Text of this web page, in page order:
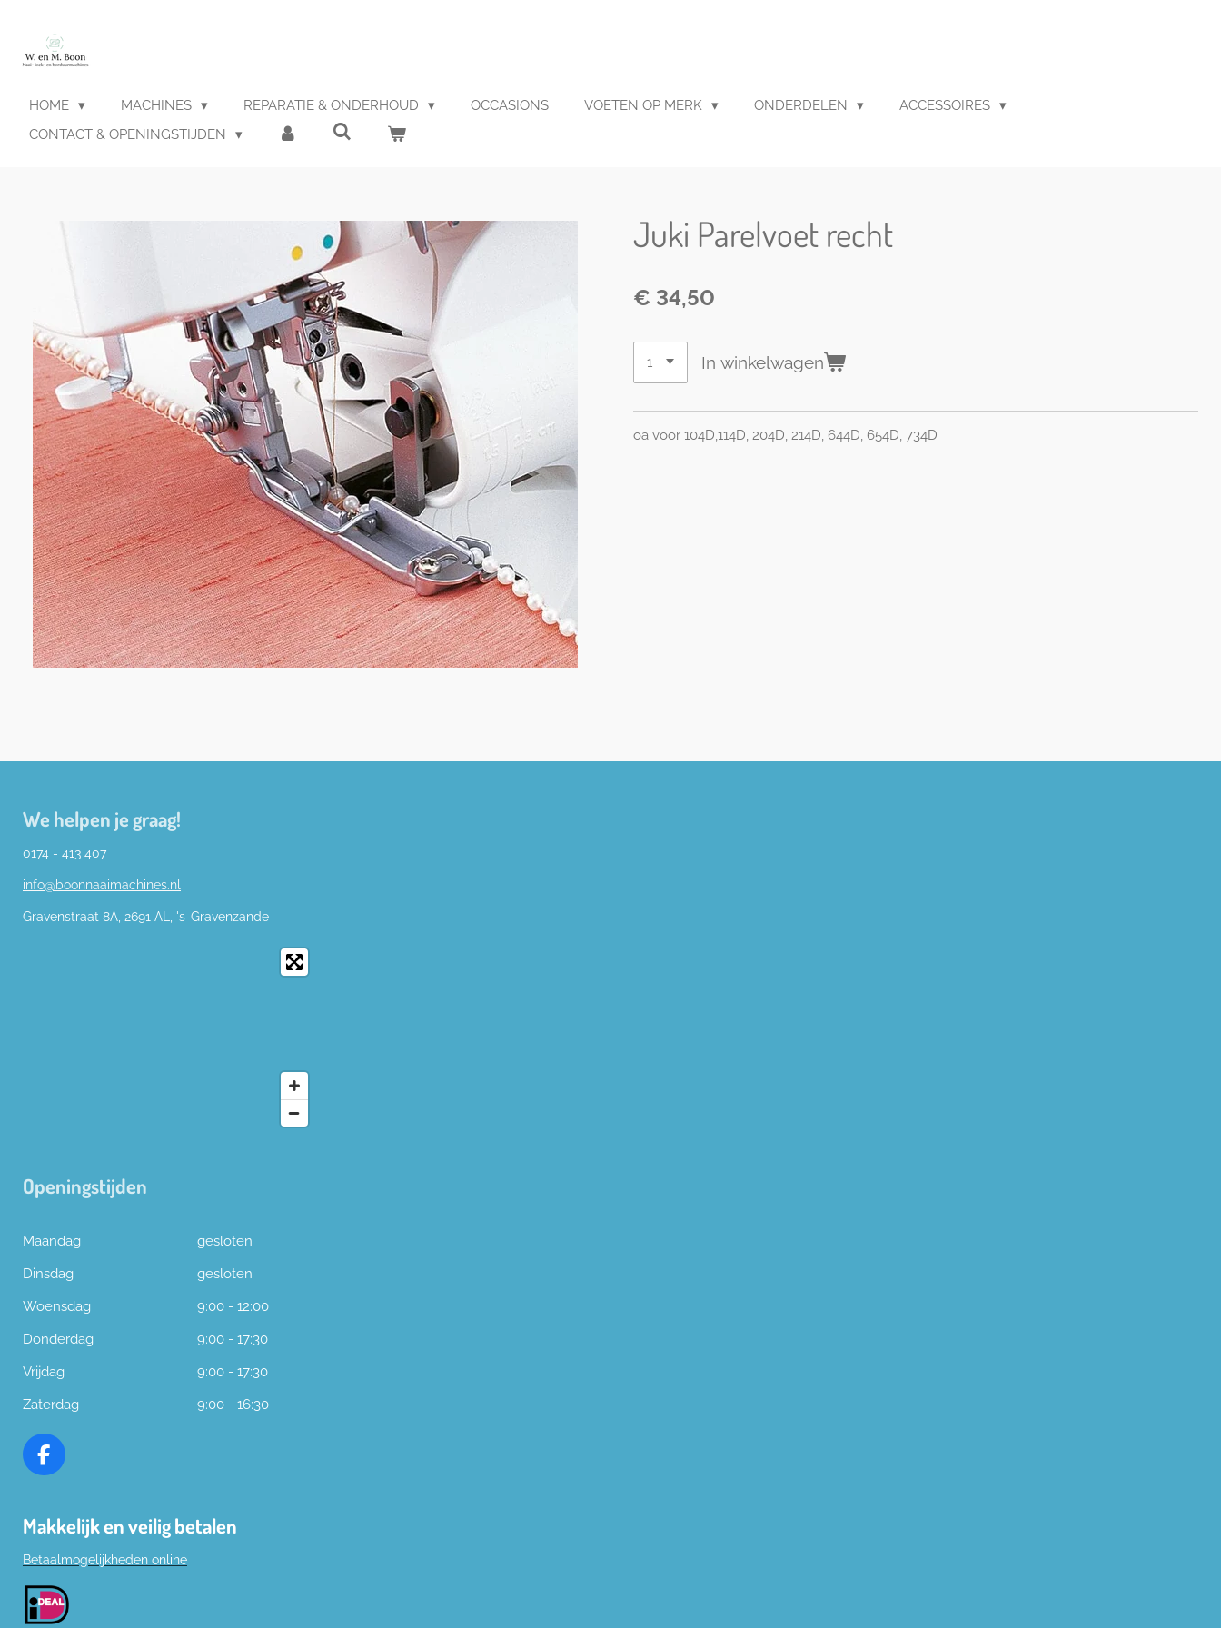
naar
hoofdinhoud
HOME MACHINES REPARATIE & ONDERHOUD OCCASIONS VOETEN OP MERK ONDERDELEN
ACCESSOIRES
CONTACT & OPENINGSTIJDEN
Juki Parelvoet recht
€ 34,50
In winkelwagen
oa voor 104D,114D, 204D, 214D, 644D, 654D, 734D
We helpen je graag!
0174 - 413 407
info@boonnaaimachines.nl
Gravenstraat 8A, 2691 AL, 's-Gravenzande
Openingstijden
Maandag
gesloten
Dinsdag
gesloten
Woensdag
9:00 - 12:00
Donderdag
9:00 - 17:30
Vrijdag
9:00 - 17:30
Zaterdag
9:00 - 16:30
F
e
o
o
k
Makkelijk en veilig betalen
Betaalmogelijkheden online